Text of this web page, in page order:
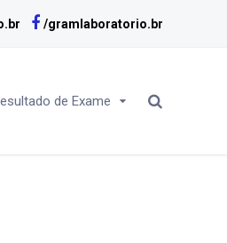
/gramlaboratorio.br
de Exame